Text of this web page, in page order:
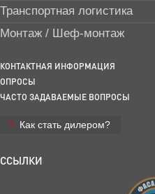
Транспортная логистика
Монтаж / Шеф-монтаж
КОНТАКТНАЯ ИНФОРМАЦИЯ
ОПРОСЫ
ЧАСТО ЗАДАВАЕМЫЕ ВОПРОСЫ
Как стать дилером?
ССЫЛКИ